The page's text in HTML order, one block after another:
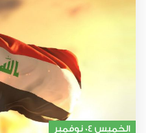
الخميس 04 نوفمبر